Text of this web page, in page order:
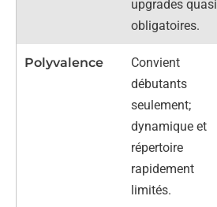
upgrades quasi
obligatoires.
Polyvalence
Convient
débutants
seulement;
dynamique et
répertoire
rapidement
limités.